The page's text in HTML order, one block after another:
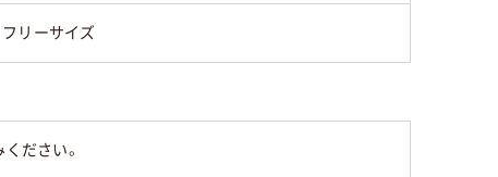
フリーサイズ
ださい。